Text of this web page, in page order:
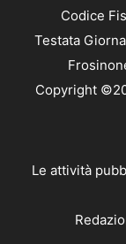
Codice
Testata
Copyright
Le attività